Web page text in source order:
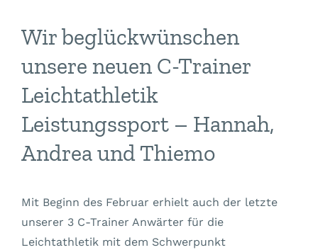
Wir beglückwünschen
unsere neuen C-Trainer
Leichtathletik
Leistungssport – Hannah,
Andrea und Thiemo
Mit Beginn des Februar erhielt auch der letzte
unserer 3 C-Trainer Anwärter für die
Leichtathletik mit dem Schwerpunkt